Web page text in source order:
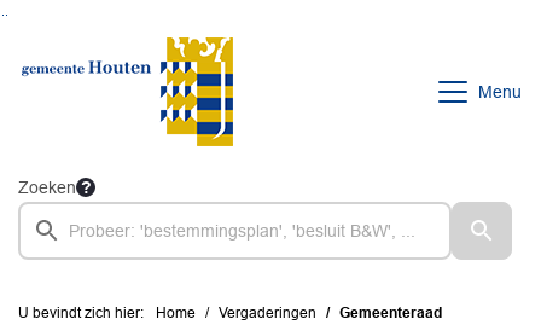
Menu
Zoeken
U bevindt zich hier: Home Vergaderingen Gemeenteraad